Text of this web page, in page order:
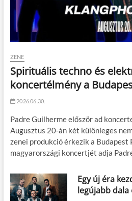
ZENE
Spirituális techno és
koncertélmény a
2026.06.30.
Padre Guilherme először ad
Augusztus 20-án két különleges
zenei produkció érkezik a Budapest
magyarországi koncertjét adja
Egy új éra
legújabb dala